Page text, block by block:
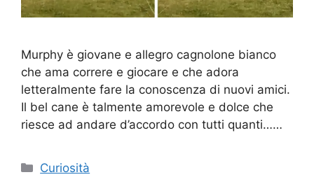
Murphy è giovane e allegro cagnolone bianco
che ama correre e giocare e che adora
letteralmente fare la conoscenza di nuovi amici.
Il bel cane è talmente amorevole e dolce che
riesce ad andare d’accordo con tutti quanti……
Categorie
Curiosità